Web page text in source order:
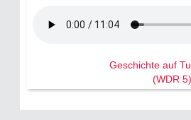
Geschichte auf
(WDR 5)